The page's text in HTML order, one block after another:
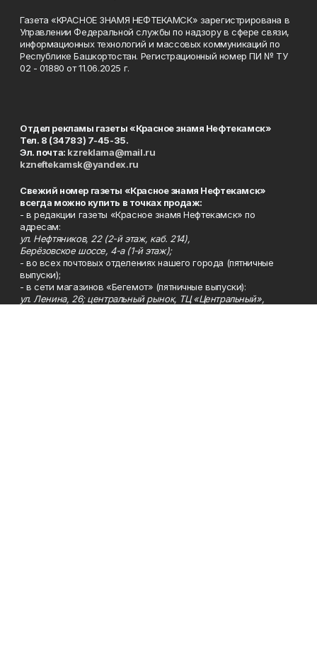
Газета «КРАСНОЕ ЗНАМЯ НЕФТЕКАМСК» зарегистрирована в
Управлении Федеральной службы по надзору в сфере связи,
информационных технологий и массовых коммуникаций по
Республике Башкортостан. Регистрационный номер ПИ № ТУ
02 - 01880 от 11.06.2025 г.
Отдел рекламы газеты «Красное знамя Нефтекамск»
Тел. 8 (34783) 7-45-35.
Эл. почта: kzreklama@mail.ru
kzneftekamsk@yandex.ru
Свежий номер газеты «Красное знамя Нефтекамск»
всегда можно купить в точках продаж:
- в редакции газеты «Красное знамя Нефтекамск» по
адресам:
ул. Нефтяников, 22 (2-й этаж, каб. 214),
Берёзовское шоссе, 4-а (1-й этаж);
- во всех почтовых отделениях нашего города (пятничные
выпуски);
- в сети магазинов «Бегемот» (пятничные выпуски):
ул. Ленина, 26; центральный рынок, ТЦ «Центральный»,